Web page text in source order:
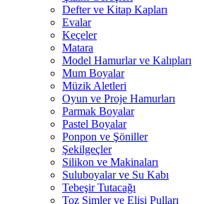
Defter ve Kitap Kapları
Evalar
Keçeler
Matara
Model Hamurlar ve Kalıpları
Mum Boyalar
Müzik Aletleri
Oyun ve Proje Hamurları
Parmak Boyalar
Pastel Boyalar
Ponpon ve Şöniller
Şekilgeçler
Silikon ve Makinaları
Suluboyalar ve Su Kabı
Tebeşir Tutacağı
Toz Simler ve Elişi Pulları